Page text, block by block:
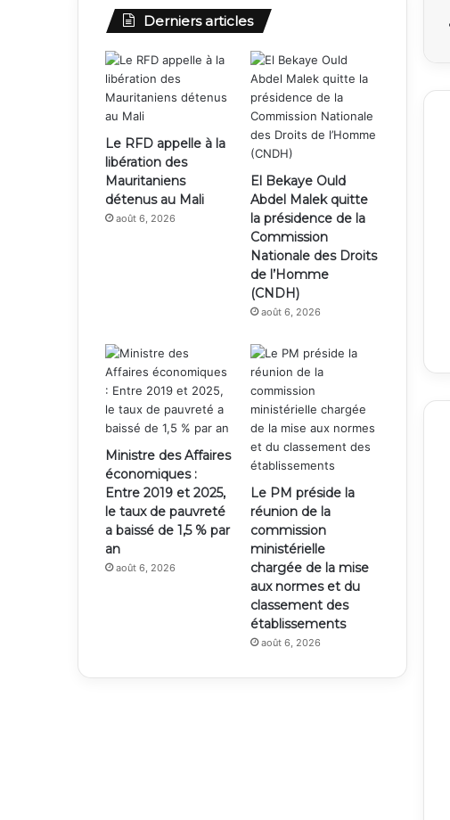
Derniers articles
Le RFD appelle à la
libération des
Mauritaniens
détenus au Mali
août 6, 2026
El Bekaye Ould
Abdel Malek quitte
la présidence de la
Commission
Nationale des Droits
de l’Homme
(CNDH)
août 6, 2026
Ministre des Affaires
économiques :
Entre 2019 et 2025,
le taux de pauvreté
a baissé de 1,5 % par
an
août 6, 2026
Le PM préside la
réunion de la
commission
ministérielle
chargée de la mise
aux normes et du
classement des
établissements
août 6, 2026